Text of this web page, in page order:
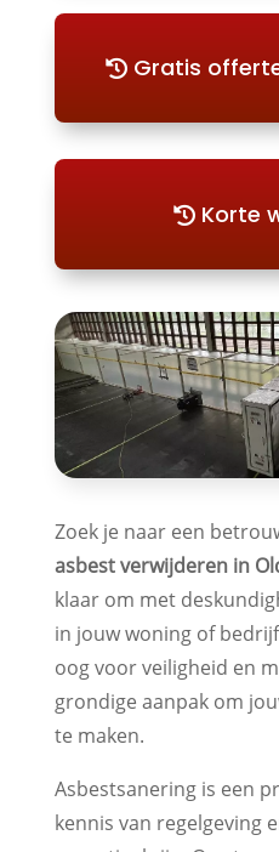
Gratis
Korte
Zoek je naar een
asbest verwijderen in
klaar om met
in jouw woning of
oog voor veiligheid en
grondige aanpak om
te maken.
Asbestsanering is een
kennis van regelgeving